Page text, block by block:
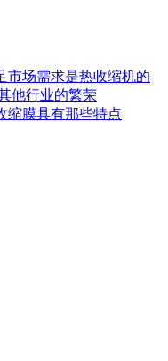
市场需求是热收缩机的
他行业的繁荣
缩膜具有那些特点